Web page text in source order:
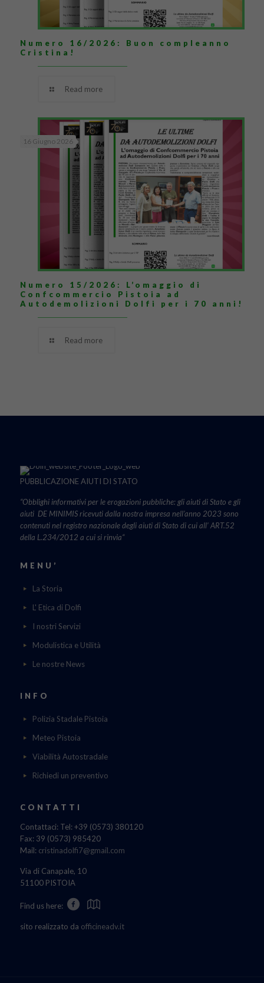
Numero 16/2026: Buon compleanno
Cristina!
Read more
16 Giugno 2026
Numero 15/2026: L’omaggio di
Confcommercio Pistoia ad
Autodemolizioni Dolfi per i 70 anni!
Read more
PUBBLICAZIONE AIUTI DI STATO
“Obblighi informativi per le erogazioni pubbliche: gli aiuti di Stato e gli
aiuti DE MINIMIS ricevuti dalla nostra impresa nell’anno 2023 sono
contenuti nel registro nazionale degli aiuti di Stato di cui all’ ART.52
della L.234/2012 a cui si rinvia“
MENU’
La Storia
L' Etica di Dolfi
I nostri Servizi
Modulistica e Utilità
Le nostre News
INFO
Polizia Stadale Pistoia
Meteo Pistoia
Viabilità Autostradale
Richiedi un preventivo
CONTATTI
Contattaci: Tel: +39 (0573) 380120
Fax: 39 (0573) 985420
Mail: cristinadolfi7@gmail.com
Via di Canapale, 10
51100 PISTOIA
Find us here:
sito realizzato da officineadv.it